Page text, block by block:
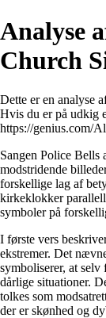
Analyse
Church
Dette er en analyse
Hvis du er på udkig
https://genius.com/
Sangen Police Bells
modstridende
forskellige lag af
kirkeklokker
symboler på
I første vers
ekstremer. Det
symboliserer, at
dårlige situationer.
tolkes som
der er skønhed og